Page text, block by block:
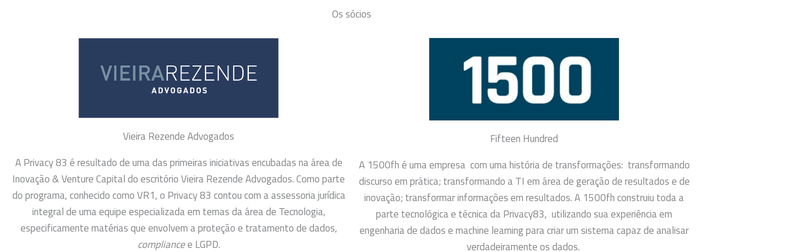
Os sócios
Vieira Rezende Advogados
A Privacy 83 é resultado de uma das primeiras iniciativas encubadas na área de
Inovação & Venture Capital do escritório Vieira Rezende Advogados. Como parte
do programa, conhecido como VR1, o Privacy 83 contou com a assessoria jurídica
integral de uma equipe especializada em temas da área de Tecnologia,
especificamente matérias que envolvem a proteção e tratamento de dados,
compliancee LGPD.
Fifteen Hundred
A 1500fh é uma empresa com uma história de transformações: transformando
discurso em prática; transformando a TI em área de geração de resultados e de
inovação; transformar informações em resultados. A 1500fh construiu toda a
parte tecnológica e técnica da Privacy83, utilizando sua experiência em
engenharia de dados e machine learning para criar um sistema capaz de analisar
verdadeiramente os dados.